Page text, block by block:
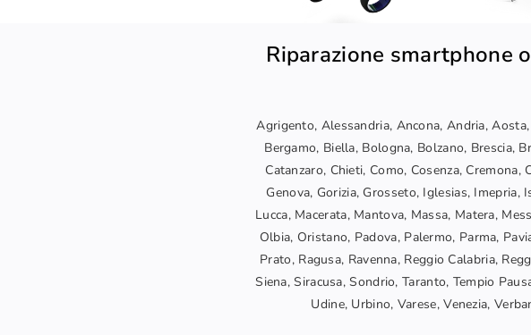
Riparazione smartphone
Agrigento, Alessandria, Ancona, Andria,
Bergamo, Biella, Bologna, Bolzano, Brescia,
Catanzaro, Chieti, Como, Cosenza,
Genova, Gorizia, Grosseto, Iglesias, Imepria,
Lucca, Macerata, Mantova, Massa, Matera,
Olbia, Oristano, Padova, Palermo, Parma,
Prato, Ragusa, Ravenna, Reggio Calabria,
Siena, Siracusa, Sondrio, Taranto, Tempio
Udine, Urbino, Varese, Venezia,